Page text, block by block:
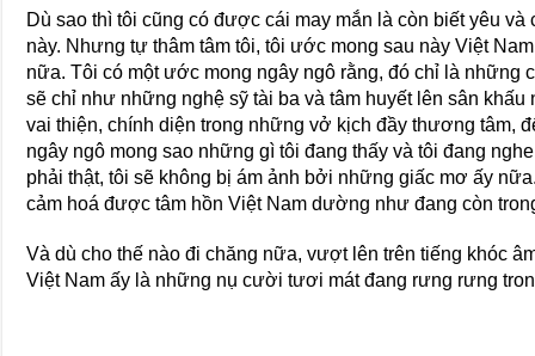
Dù sao thì tôi cũng có được cái may mắn là còn biết yêu
này. Nhưng tự thâm tâm tôi, tôi ước mong sau này Việt
nữa. Tôi có một ước mong ngây ngô rằng, đó chỉ là những
sẽ chỉ như những nghệ sỹ tài ba và tâm huyết lên sân
vai thiện, chính diện trong những vở kịch đầy thương tâm,
ngây ngô mong sao những gì tôi đang thấy và tôi đang
phải thật, tôi sẽ không bị ám ảnh bởi những giấc mơ ấy
cảm hoá được tâm hồn Việt Nam dường như đang còn
Và dù cho thế nào đi chăng nữa, vượt lên trên tiếng khóc
Việt Nam ấy là những nụ cười tươi mát đang rưng rưng